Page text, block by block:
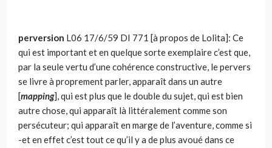
perversion L06 17/6/59 DI 771 [à propos de Lolita]: Ce
qui est important et en quelque sorte exemplaire c’est que,
par la seule vertu d’une cohérence constructive, le pervers
se livre à proprement parler, apparaît dans un autre
[mapping], qui est plus que le double du sujet, qui est bien
autre chose, qui apparaît là littéralement comme son
persécuteur; qui apparaît en marge de l’aventure, comme si
-et en effet c’est tout ce qu’il y a de plus avoué dans ce